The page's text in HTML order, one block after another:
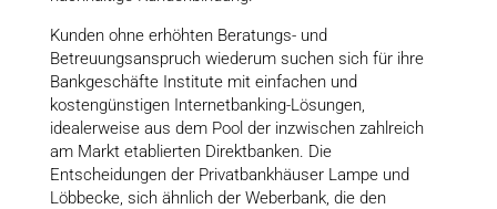
Kunden ohne erhöhten Beratungs- und
Betreuungsanspruch wiederum suchen sich für ihre
Bankgeschäfte Institute mit einfachen und
kostengünstigen Internetbanking-Lösungen,
idealerweise aus dem Pool der inzwischen zahlreich
am Markt etab­lierten Direktbanken. Die
Entscheidungen der Privatbank­häuser Lampe und
Löbbecke, sich ähnlich der Weberbank, die den